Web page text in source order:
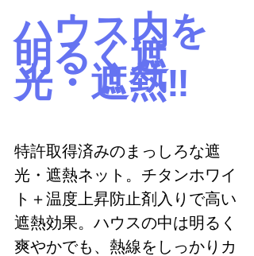
ハウス内を
明るく遮
光・遮熱‼
特許取得済みのまっしろな遮
光・遮熱ネット。チタンホワイ
ト＋温度上昇防止剤入りで高い
遮熱効果。ハウスの中は明るく
爽やかでも、熱線をしっかりカ